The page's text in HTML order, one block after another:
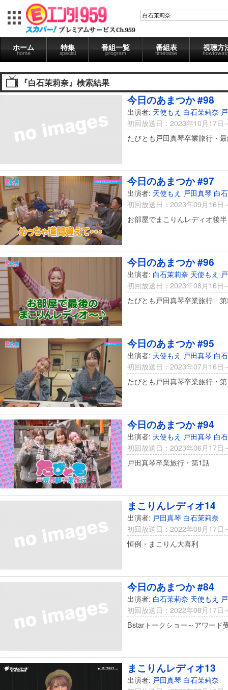
ホーム
home
特集
special
番組一覧
program
番組表
timetable
視聴方
『白石茉莉奈』検索結果
今日のあまつか #98
出演者: 天使もえ 白石茉莉奈
初回放送日：2023年10月17日
たびとも戸田真琴卒業旅行・
今日のあまつか #97
出演者: 天使もえ 戸田真琴 白
初回放送日：2023年09月16日
お部屋でまこりんレディオ後半
今日のあまつか #96
出演者: 白石茉莉奈 天使もえ
初回放送日：2023年08月16日
たびとも戸田真琴卒業旅行
今日のあまつか #95
出演者: 天使もえ 戸田真琴 白
初回放送日：2023年07月16日
たびとも戸田真琴卒業旅行・
今日のあまつか #94
出演者: 天使もえ 戸田真琴 白
初回放送日：2023年06月17日
戸田真琴卒業旅行・第1話
まこりんレディオ14
出演者: 戸田真琴 白石茉莉奈
初回放送日：2022年08月17日
恒例・まこりん大喜利
今日のあまつか #84
出演者: 白石茉莉奈 天使もえ
初回放送日：2022年08月17日
Bstarトークショー～アワード
まこりんレディオ13
出演者: 戸田真琴 白石茉莉奈